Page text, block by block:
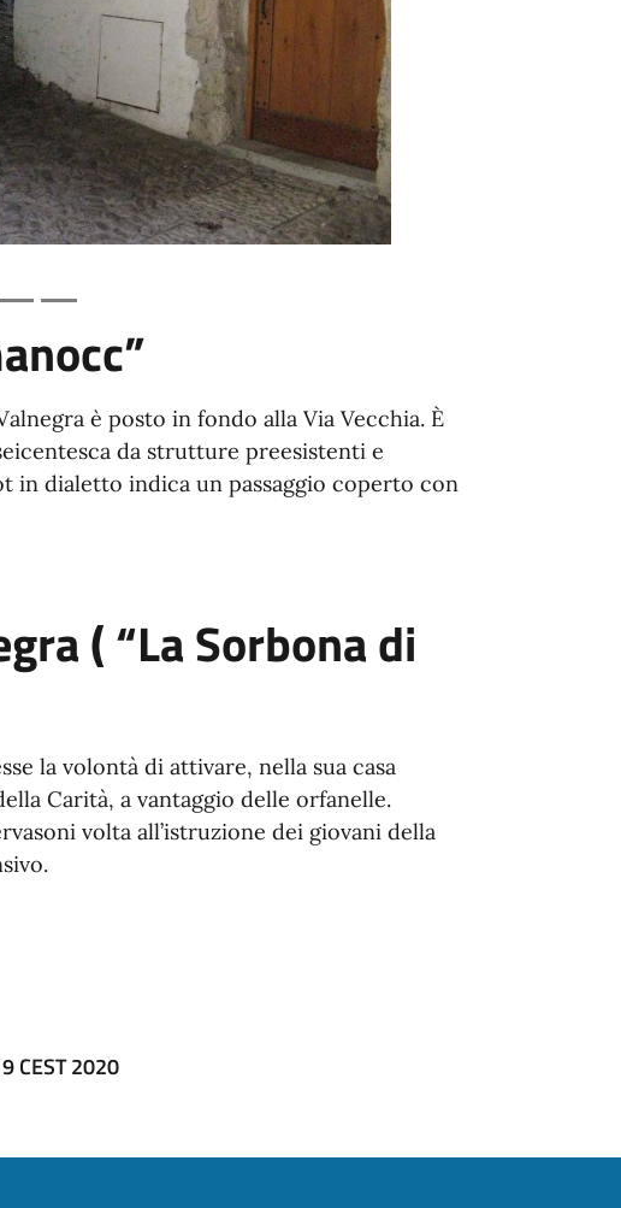
è posto in fondo alla Via Vecchia. È
da strutture preesistenti e
in dialetto indica un passaggio coperto con
( “La Sorbona di
la volontà di attivare, nella sua casa
Carità, a vantaggio delle orfanelle.
volta all’istruzione dei giovani della
CEST 2020